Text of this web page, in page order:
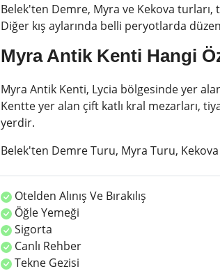
Belek'ten Demre, Myra ve Kekova
Diğer kış aylarında belli peryotlarda
Myra Antik Kenti Hangi
Myra Antik Kenti, Lycia bölgesinde yer
Kentte yer alan çift katlı kral mezarları,
yerdir.
Belek'ten Demre Turu, Myra Turu,
Otelden Alınış Ve Bırakılış
Öğle Yemeği
Sigorta
Canlı Rehber
Tekne Gezisi